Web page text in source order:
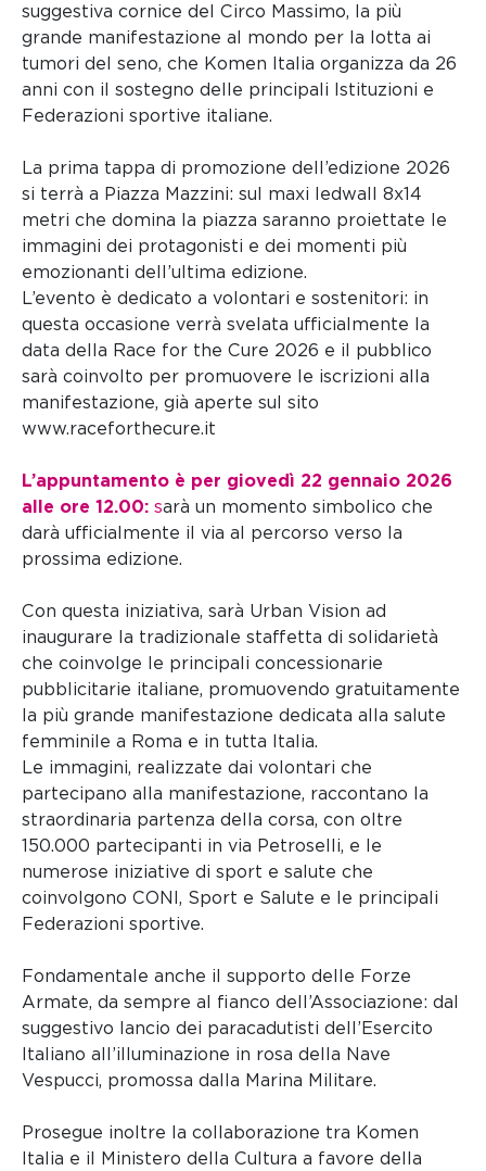
suggestiva cornice del Circo Massimo, la più
grande manifestazione al mondo per la lotta ai
tumori del seno, che Komen Italia organizza da 26
anni con il sostegno delle principali Istituzioni e
Federazioni sportive italiane.
La prima tappa di promozione dell’edizione 2026
si terrà a Piazza Mazzini: sul maxi ledwall 8x14
metri che domina la piazza saranno proiettate le
immagini dei protagonisti e dei momenti più
emozionanti dell’ultima edizione.
L’evento è dedicato a volontari e sostenitori: in
questa occasione verrà svelata ufficialmente la
data della Race for the Cure 2026 e il pubblico
sarà coinvolto per promuovere le iscrizioni alla
manifestazione, già aperte sul sito
www.raceforthecure.it
L’appuntamento è per giovedì 22 gennaio 2026
alle ore 12.00: sarà un momento simbolico che
darà ufficialmente il via al percorso verso la
prossima edizione.
Con questa iniziativa, sarà Urban Vision ad
inaugurare la tradizionale staffetta di solidarietà
che coinvolge le principali concessionarie
pubblicitarie italiane, promuovendo gratuitamente
la più grande manifestazione dedicata alla salute
femminile a Roma e in tutta Italia.
Le immagini, realizzate dai volontari che
partecipano alla manifestazione, raccontano la
straordinaria partenza della corsa, con oltre
150.000 partecipanti in via Petroselli, e le
numerose iniziative di sport e salute che
coinvolgono CONI, Sport e Salute e le principali
Federazioni sportive.
Fondamentale anche il supporto delle Forze
Armate, da sempre al fianco dell’Associazione: dal
suggestivo lancio dei paracadutisti dell’Esercito
Italiano all’illuminazione in rosa della Nave
Vespucci, promossa dalla Marina Militare.
Prosegue inoltre la collaborazione tra Komen
Italia e il Ministero della Cultura a favore della